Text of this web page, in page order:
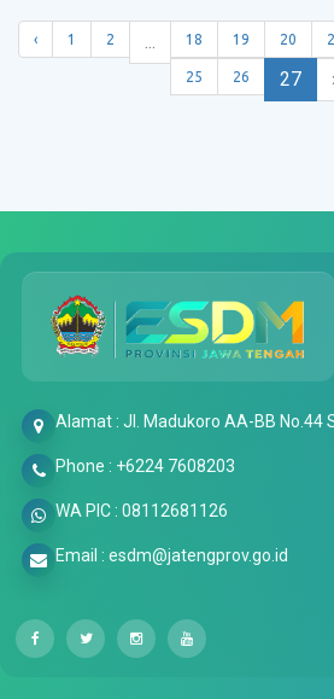
‹ 1 2 ... 18 19 20
25 26 27
Alamat : Jl. Madukoro AA-BB No.44
Phone : +6224 7608203
WA PIC : 08112681126
Email : esdm@jatengprov.go.id